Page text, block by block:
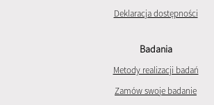
Deklaracja dostępności
Badania
Metody realizacji badań
Zamów swoje badanie